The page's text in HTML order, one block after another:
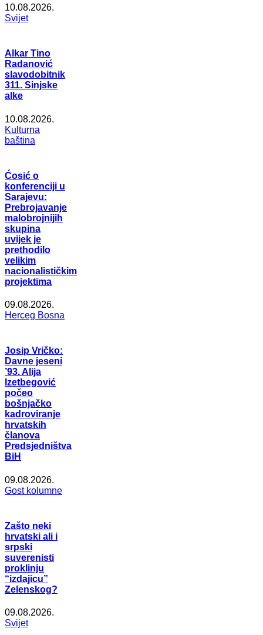
10.08.2026.
Svijet
Alkar Tino
Radanović
slavodobitnik
311. Sinjske
alke
10.08.2026.
Kulturna
baština
Ćosić o
konferenciji u
Sarajevu:
Prebrojavanje
malobrojnijih
skupina
uvijek je
prethodilo
velikim
nacionalističkim
projektima
09.08.2026.
Herceg Bosna
Josip Vričko:
Davne jeseni
’93. Alija
Izetbegović
počeo
bošnjačko
kadroviranje
hrvatskih
članova
Predsjedništva
BiH
09.08.2026.
Gost kolumne
Zašto neki
hrvatski ali i
srpski
suverenisti
proklinju
“izdajicu”
Zelenskog?
09.08.2026.
Svijet